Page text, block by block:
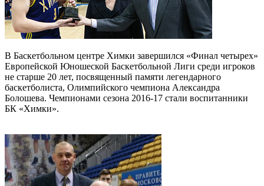
В Баскетбольном центре Химки завершился «Финал четырех»
Европейской Юношеской Баскетбольной Лиги среди игроков
не старше 20 лет, посвященный памяти легендарного
баскетболиста, Олимпийского чемпиона Александра
Болошева. Чемпионами сезона 2016-17 стали воспитанники
БК «Химки».